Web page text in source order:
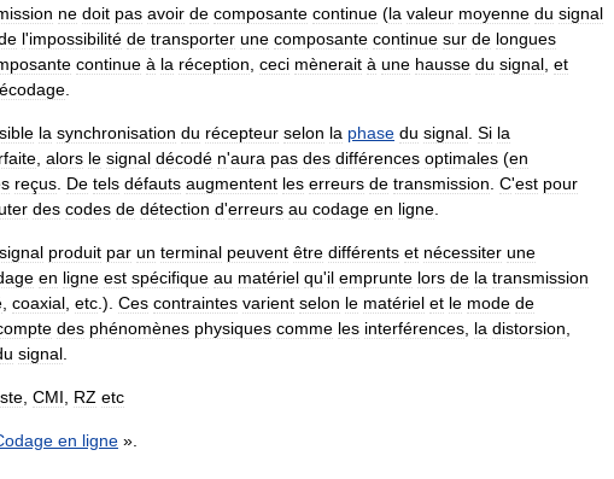
ne doit pas avoir de composante continue (la valeur moyenne du signal
l'impossibilité de transporter une composante continue sur de longues
continue à la réception ceci mènerait à une hausse du signal et
la synchronisation du récepteur selon la phase du signal Si la
alors le signal décodé n'aura pas des différences optimales (en
reçus De tels défauts augmentent les erreurs de transmission C'est pour
des codes de détection d'erreurs au codage en ligne
signal produit par un terminal peuvent être différents et nécessiter une
en ligne est spécifique au matériel qu'il emprunte lors de la transmission
coaxial etc .). Ces contraintes varient selon le matériel et le mode de
des phénomènes physiques comme les interférences la distorsion
signal
CMI RZ etc
en ligne ».